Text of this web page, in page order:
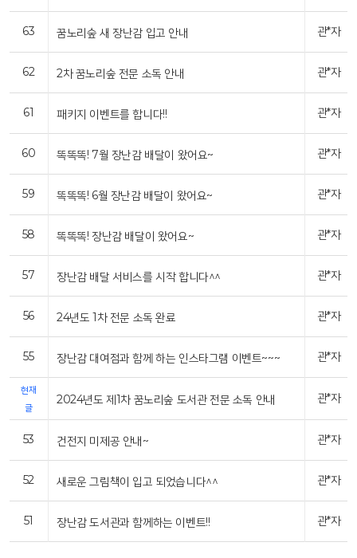
63 꿈노리숲 새 장난감 입고 안내 관*자
62 2차 꿈노리숲 전문 소독 안내 관*자
61 패키지 이벤트를 합니다!! 관*자
60 똑똑똑! 7월 장난감 배달이 왔어요~ 관*자
59 똑똑똑! 6월 장난감 배달이 왔어요~ 관*자
58 똑똑똑! 장난감 배달이 왔어요~ 관*자
57 장난감 배달 서비스를 시작 합니다^^ 관*자
56 24년도 1차 전문 소독 완료 관*자
55 장난감 대여점과 함께 하는 인스타그램 이벤트~~~ 관*자
현재
글
2024년도 제1차 꿈노리숲 도서관 전문 소독 안내 관*자
53 건전지 미제공 안내~ 관*자
52 새로운 그림책이 입고 되었습니다^^ 관*자
51 장난감 도서관과 함께하는 이벤트!! 관*자